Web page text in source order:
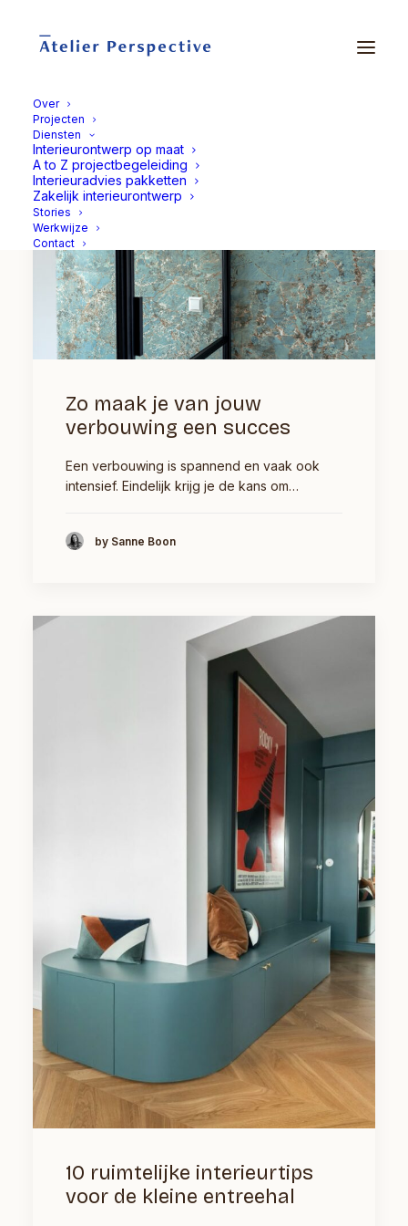
Over
Projecten
Diensten
Interieurontwerp op maat
A to Z projectbegeleiding
Interieuradvies pakketten
Zakelijk interieurontwerp
Stories
Werkwijze
Contact
Zo maak je van jouw
verbouwing een succes
Een verbouwing is spannend en vaak ook
intensief. Eindelijk krijg je de kans om…
by Sanne Boon
10 ruimtelijke interieurtips
voor de kleine entreehal